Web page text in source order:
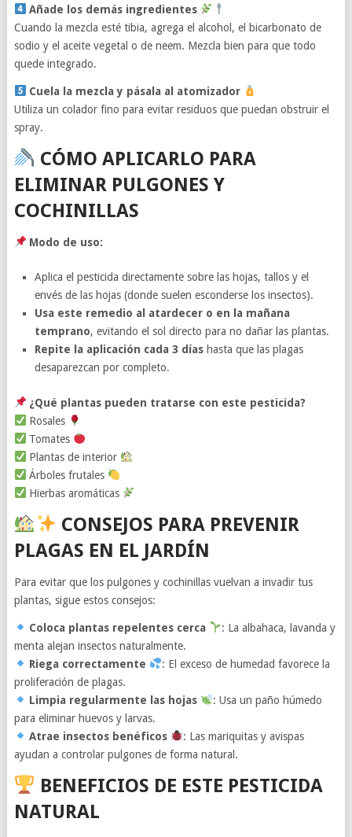
Añade los demás ingredientes
Cuando la mezcla esté tibia, agrega el alcohol, el bicarbonato de
sodio y el aceite vegetal o de neem. Mezcla bien para que todo
quede integrado.
Cuela la mezcla y pásala al atomizador
Utiliza un colador fino para evitar residuos que puedan obstruir el
spray.
CÓMO APLICARLO PARA
ELIMINAR PULGONES Y
COCHINILLAS
Modo de uso:
Aplica el pesticida directamente sobre las hojas, tallos y el
envés de las hojas (donde suelen esconderse los insectos).
Usa este remedio al atardecer o en la mañana
temprano, evitando el sol directo para no dañar las plantas.
Repite la aplicación cada 3 días hasta que las plagas
desaparezcan por completo.
¿Qué plantas pueden tratarse con este pesticida?
Rosales
Tomates
Plantas de interior
Árboles frutales
Hierbas aromáticas
CONSEJOS PARA PREVENIR
PLAGAS EN EL JARDÍN
Para evitar que los pulgones y cochinillas vuelvan a invadir tus
plantas, sigue estos consejos:
Coloca plantas repelentes cerca
: La albahaca, lavanda y
menta alejan insectos naturalmente.
Riega correctamente
: El exceso de humedad favorece la
proliferación de plagas.
Limpia regularmente las hojas
: Usa un paño húmedo
para eliminar huevos y larvas.
Atrae insectos benéficos
: Las mariquitas y avispas
ayudan a controlar pulgones de forma natural.
BENEFICIOS DE ESTE PESTICIDA
NATURAL